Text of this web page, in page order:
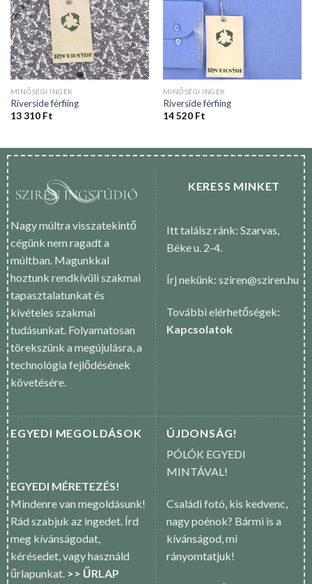
MINŐSÉGI INGEK
Riverside férfiing
13 310 Ft
MINŐSÉGI INGEK
Riverside férfiing
14 520 Ft
Nagy múltra visszatekintő
cégünk nem ragadt a
múltban. Magunkkal
hoztunk rendkívüli szakmai
tapasztalatunkat és
kivételes szakmai
tudásunkat. Folyamatosan
törekszünk a megújulásra, a
technológia fejlődésének
követésére.
KERESS MINKET
Itt találsz ránk: Szarvas,
Béke u. 2-4.
Írj nekünk: sziren@sziren.hu
További elérhetőségek:
Kapcsolatok
EGYEDI MEGOLDÁSOK
EGYEDI MÉRETEZÉS!
Mindenre van megoldásunk!
Rád szabjuk az ingedet. Írd
meg kívánságodat,
kérésedet, vagy használd
űrlapunkat. >> ŰRLAP
ÚJDONSÁG!
PÓLÓK EGYEDI
MINTÁVAL!
Családi fotó, kis kedvenc,
nagy poénok? Bármi is a
kívánságod, mi
rányomtatjuk!